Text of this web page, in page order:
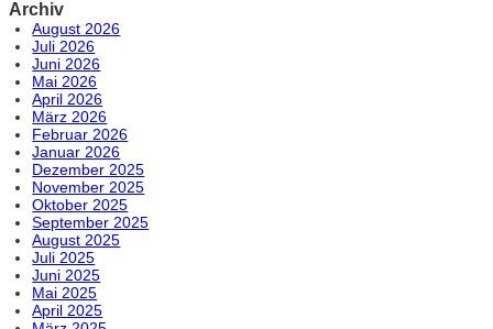
Archiv
August 2026
Juli 2026
Juni 2026
Mai 2026
April 2026
März 2026
Februar 2026
Januar 2026
Dezember 2025
November 2025
Oktober 2025
September 2025
August 2025
Juli 2025
Juni 2025
Mai 2025
April 2025